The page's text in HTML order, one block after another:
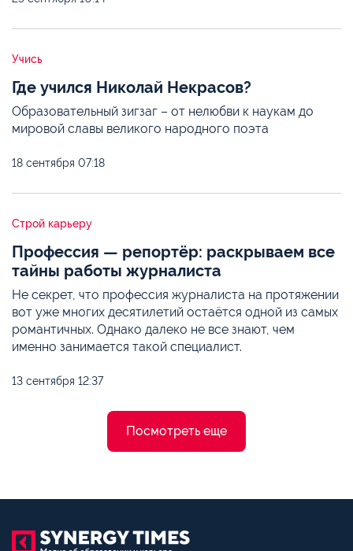
Учись
Где учился Николай Некрасов?
Образовательный зигзаг – от нелюбви к наукам до
мировой славы великого народного поэта
18 сентября 07:18
Строй карьеру
Профессия — репортёр: раскрываем все
тайны работы журналиста
Не секрет, что профессия журналиста на протяжении
вот уже многих десятилетий остаётся одной из самых
романтичных. Однако далеко не все знают, чем
именно занимается такой специалист.
13 сентября 12:37
Посмотреть еще